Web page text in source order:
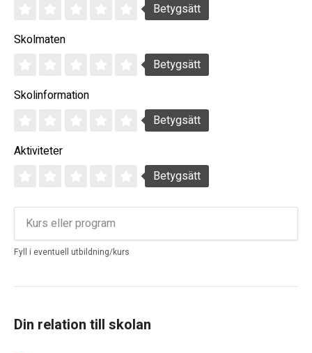
Betygsätt
Skolmaten
Betygsätt
Skolinformation
Betygsätt
Aktiviteter
Betygsätt
Fyll i eventuell utbildning/kurs
Din relation till skolan